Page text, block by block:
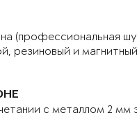
(профессиональная
резиновый и
с металлом 2